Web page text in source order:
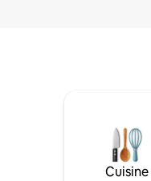
Cuisine